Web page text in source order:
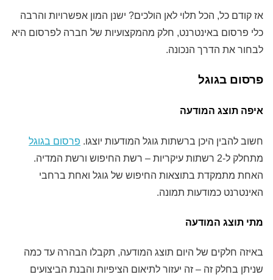
אז קודם כל, הכל תלוי לאן הולכים? ישנן המון אפשרויות והרבה
כלי פרסום באינטרנט, חלק מהמקצועיות של חברה לפרסום היא
לבחור את הדרך הנכונה.
פרסום בגוגל
איפה תוצג המודעה
חשוב להבין היכן ברשתות גוגל המודעות יוצגו. פרסום בגוגל
מתחלק ל-2 רשתות עיקריות – רשת החיפוש ורשת המדיה.
האחת מתמקדת בתוצאות החיפוש של גוגל ואחת ברחבי
האינטרנט כמודעות תמונה.
מתי תוצג המודעה
באיזה חלקים של היום תוצג המודעה, תקבלו הבהרה עד כמה
שניתן בחלק זה – זה יעזור לתיאום הציפיות והבנת הביצועים